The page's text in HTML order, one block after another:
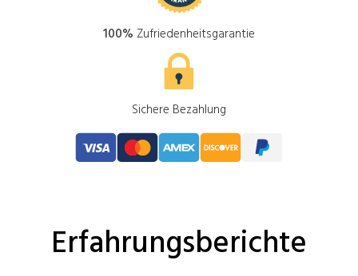
100% Zufriedenheitsgarantie
Sichere Bezahlung
Erfahrungsberichte